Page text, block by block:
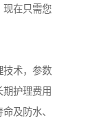
现在只需您
技术，参数
护理费用
及防水、